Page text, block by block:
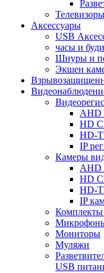
Аксессуары
USB
часы и
Шнуры и
Экшен
AHD
HD
HD-
IP
Камеры
AHD
HD
HD-
IP
Комплекты
Мониторы
Муляжи
USB